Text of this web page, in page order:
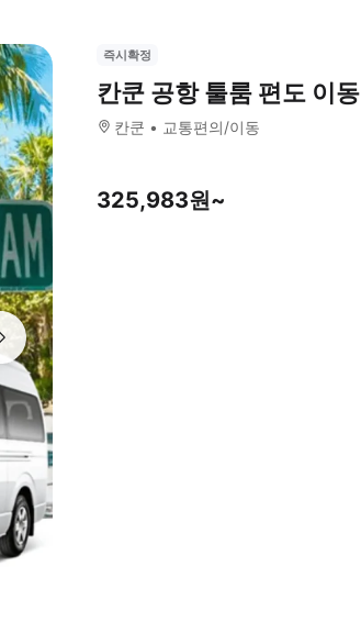
즉시확정
칸쿤 공항 툴룸 편도 이동
칸쿤 교통편의/이동
325,983원~